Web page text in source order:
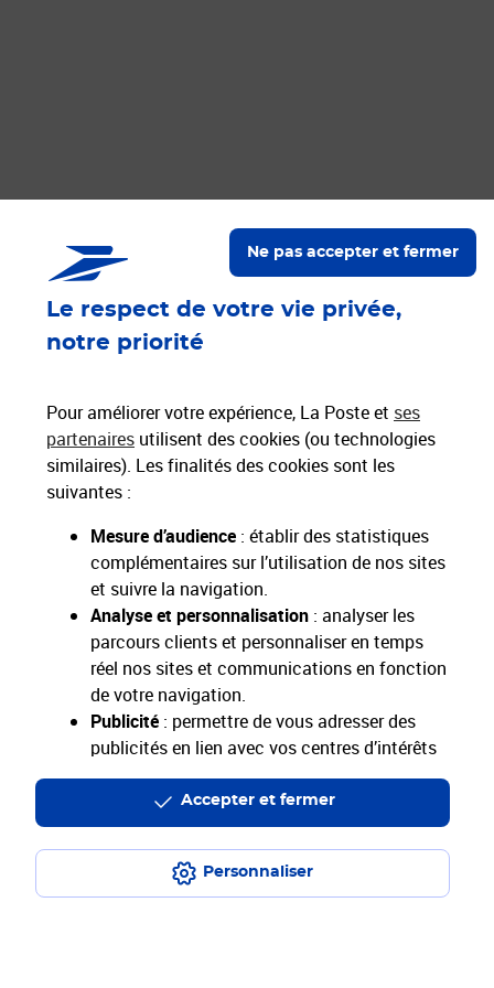
Le respect de votre vie privée,
notre priorité
Pour améliorer votre expérience, La Poste et ses
partenaires utilisent des cookies (ou technologies
similaires). Les finalités des cookies sont les
suivantes :
Mesure d’audience : établir des statistiques
complémentaires sur l’utilisation de nos sites
et suivre la navigation.
Analyse et personnalisation : analyser les
parcours clients et personnaliser en temps
réel nos sites et communications en fonction
de votre navigation.
Publicité : permettre de vous adresser des
publicités en lien avec vos centres d’intérêts
sur notre site et en dehors.
tous les cookies. Le bouton "Ne pas accepter et
fermer" vous permet d'indiquer votre refus et seuls
les cookies nécessaires au fonctionnement du site
Personnaliser
Ne pas accepter et fermer
Accepter et fermer
Oops... une erreur technique est survenue.
Nous sommes désolés, mais cette page est
Retour sur laposte.fr
Identifiant de navigation :36f0183e-9623-4999-8719-d137982b688a
Date de l'événement : 2026-08-06T16:56:07.312Z